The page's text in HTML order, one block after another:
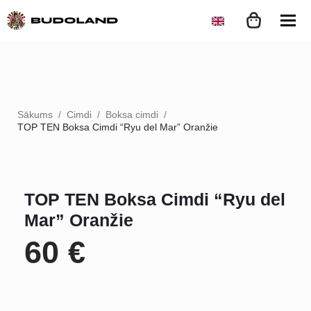
Sākums Cimdi
Boksa cimdi
TOP TEN Boksa Cimdi “Ryu del Mar” Oranžie
TOP TEN Boksa Cimdi “Ryu del
Mar” Oranžie
60 €